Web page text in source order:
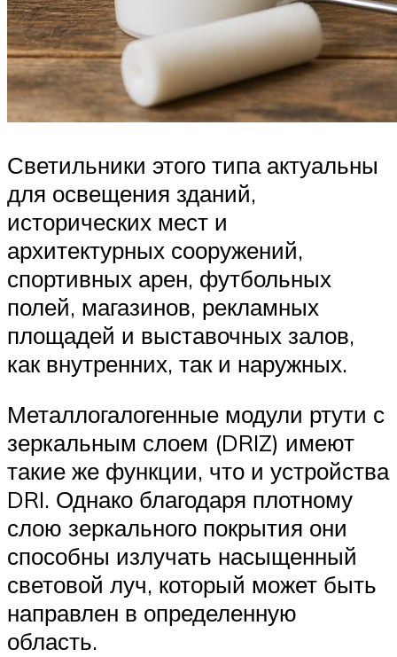
Светильники этого типа актуальны
для освещения зданий,
исторических мест и
архитектурных сооружений,
спортивных арен, футбольных
полей, магазинов, рекламных
площадей и выставочных залов,
как внутренних, так и наружных.
Металлогалогенные модули ртути с
зеркальным слоем (DRIZ) имеют
такие же функции, что и устройства
DRI. Однако благодаря плотному
слою зеркального покрытия они
способны излучать насыщенный
световой луч, который может быть
направлен в определенную
область.